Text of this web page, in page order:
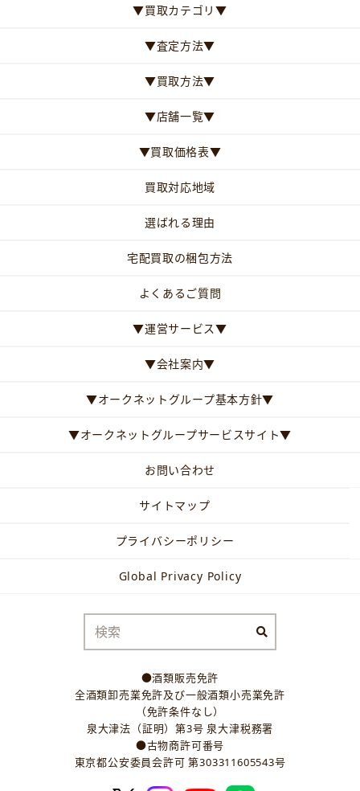
▼買取カテゴリ▼
▼査定方法▼
▼買取方法▼
▼店舗一覧▼
▼買取価格表▼
買取対応地域
選ばれる理由
宅配買取の梱包方法
よくあるご質問
▼運営サービス▼
▼会社案内▼
▼オークネットグループ基本方針▼
▼オークネットグループサービスサイト▼
お問い合わせ
サイトマップ
プライバシーポリシー
Global Privacy Policy
●酒類販売免許
全酒類卸売業免許及び一般酒類小売業免許
（免許条件なし）
泉大津法（証明）第3号 泉大津税務署
●古物商許可番号
東京都公安委員会許可 第303311605543号